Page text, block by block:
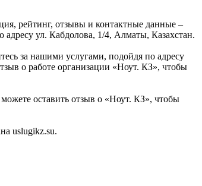
рейтинг, отзывы и контактные данные –
ул. Кабдолова, 1/4, Алматы, Казахстан.
за нашими услугами, подойдя по адресу
о работе организации «Ноут. КЗ», чтобы
оставить отзыв о «Ноут. КЗ», чтобы
uslugikz.su.